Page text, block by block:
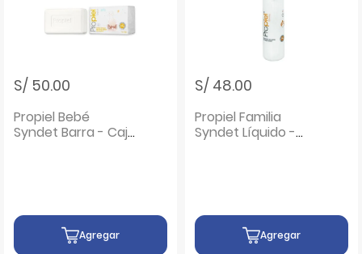
S/ 50.00
Propiel Bebé
Syndet Barra - Caja
Agregar
S/ 48.00
Propiel Familia
Syndet Líquido -
Agregar